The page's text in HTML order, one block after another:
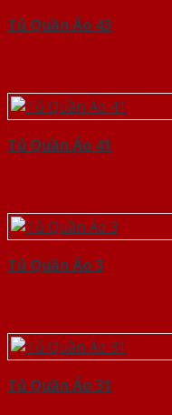
Tủ Quần Áo 43
Tủ Quần Áo 41
Tủ Quần Áo 3
Tủ Quần Áo 31